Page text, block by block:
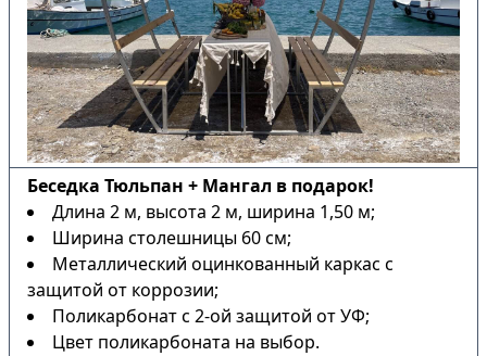
Беседка Тюльпан + Мангал в подарок!
Длина 2 м, высота 2 м, ширина 1,50 м;
Ширина столешницы 60 см;
Металлический оцинкованный каркас с
защитой от коррозии;
Поликарбонат с 2-ой защитой от УФ;
Цвет поликарбоната на выбор.